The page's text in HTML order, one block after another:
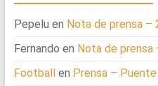
Pepelu en Nota de prensa –
Fernando en Nota de prensa
Footballen Prensa – Puente